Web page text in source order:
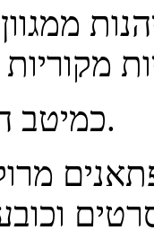
כמיטב המסורת המרוקאית.